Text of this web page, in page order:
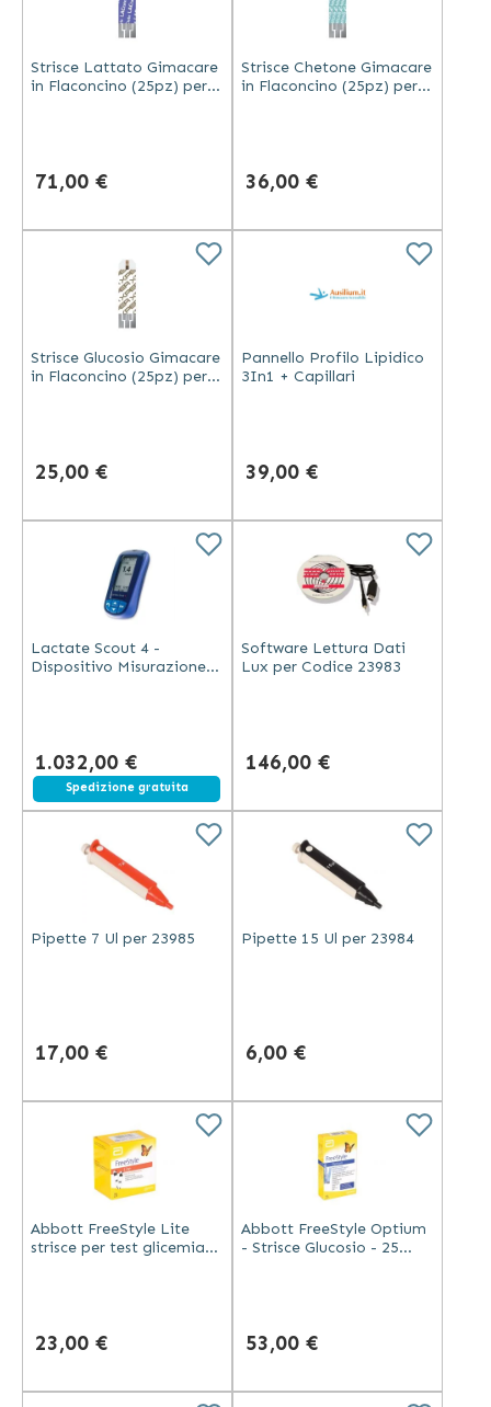
Strisce Lattato Gimacare
in Flaconcino (25pz) per
71,00 €
Strisce Chetone Gimacare
in Flaconcino (25pz) per
36,00 €
Strisce Glucosio Gimacare
in Flaconcino (25pz) per
25,00 €
Pannello Profilo Lipidico
3In1 + Capillari
39,00 €
Lactate Scout 4 -
Dispositivo Misurazione
1.032,00 €
Spedizione gratuita
Software Lettura Dati
Lux per Codice 23983
146,00 €
Pipette 7 Ul per 23985
17,00 €
Pipette 15 Ul per 23984
6,00 €
Abbott FreeStyle Lite
strisce per test glicemia
23,00 €
Abbott FreeStyle Optium
- Strisce Glucosio - 25
53,00 €